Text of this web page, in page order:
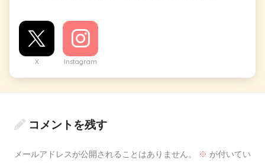
X Instagram
コメントを残す
メールアドレスが公開されることはありません。 ※ が付いてい